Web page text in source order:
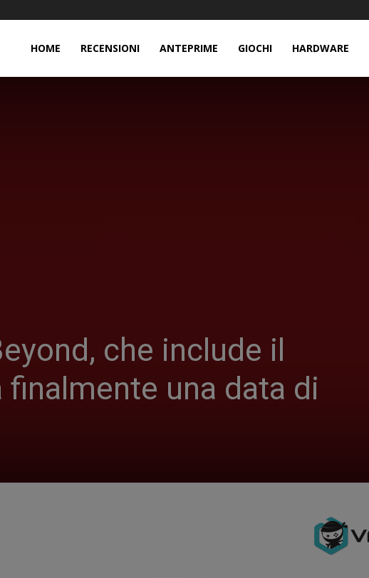
HOME RECENSIONI ANTEPRIME GIOCHI HARDWARE
che include il
finalmente una data di